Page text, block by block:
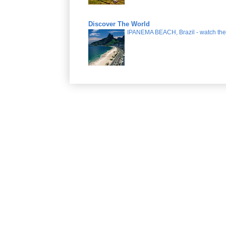
Discover The World
IPANEMA BEACH, Brazil - watch